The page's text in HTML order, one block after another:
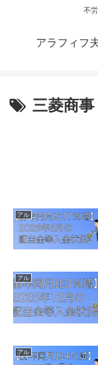
不
アラフィフ
三菱商事
アル
アル
アル